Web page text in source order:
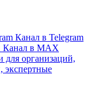
Канал в Telegram
Канал в MAX